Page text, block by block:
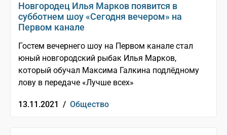
Новгородец Илья Марков появится в
субботнем шоу «Сегодня вечером» на
Первом канале
Гостем вечернего шоу на Первом канале стал
юный новгородский рыбак Илья Марков,
который обучал Максима Галкина подлёдному
лову в передаче «Лучше всех»
13.11.2021 / Общество